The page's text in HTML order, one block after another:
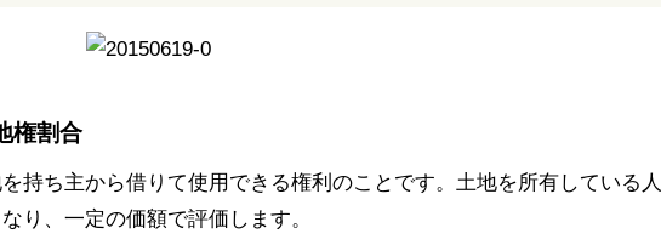
権割合
持ち主から借りて使用できる権利のことです。土地を所有している
り、一定の価額で評価します。